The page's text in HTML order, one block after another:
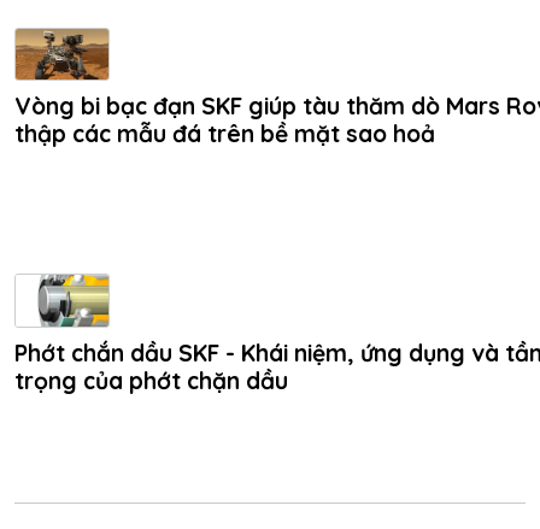
Vòng bi bạc đạn SKF giúp tàu thăm dò Mars
thập các mẫu đá trên bề mặt sao hoả
Phớt chắn dầu SKF - Khái niệm, ứng dụng và
trọng của phớt chặn dầu